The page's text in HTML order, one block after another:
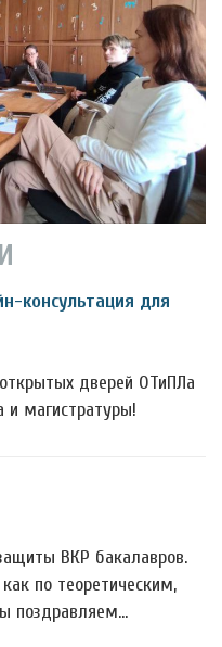
консультация для
дверей ОТиПЛа
и магистратуры!
ВКР бакалавров.
по теоретическим,
поздравляем…